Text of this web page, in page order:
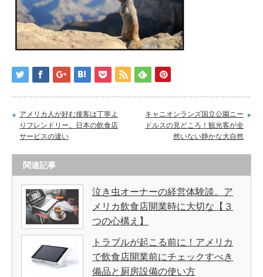
アメリカ人が好む接客は丁寧よ
りフレンドリー。日本の飲食店
サービスの違い
キャニオンランズ国立公園ニー
ドルスの見どころ！観光客が全
然いない静かな大自然
関連記事
泣き虫オーナーの経営体験談。ア
メリカ飲食店開業時に大切な【３
つの心構え】
トラブルが起こる前に！アメリカ
で飲食店開業前にチェックすべき
備品と厨房設備の使い方